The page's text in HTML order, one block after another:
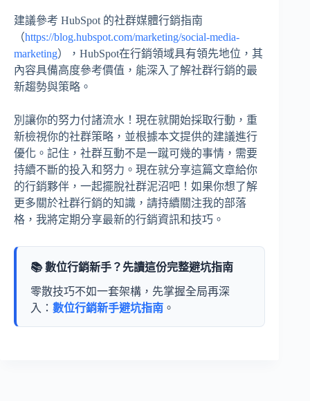
建議參考 HubSpot 的社群媒體行銷指南
（https://blog.hubspot.com/marketing/social-media-
marketing），HubSpot在行銷領域具有領先地位，其
內容具備高度參考價值，能深入了解社群行銷的最
新趨勢與策略。
別讓你的努力付諸流水！現在就開始採取行動，重
新檢視你的社群策略，並根據本文提供的建議進行
優化。記住，社群互動不是一蹴可幾的事情，需要
持續不斷的投入和努力。現在就分享這篇文章給你
的行銷夥伴，一起擺脫社群泥沼吧！如果你想了解
更多關於社群行銷的知識，請持續關注我的部落
格，我將定期分享最新的行銷資訊和技巧。
📚 數位行銷新手？先讀這份完整避坑指南
零散技巧不如一套架構，先掌握全局再深
入： 數位行銷新手避坑指南 。